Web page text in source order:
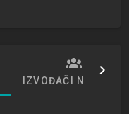
IZVOĐAČI NASTAVE